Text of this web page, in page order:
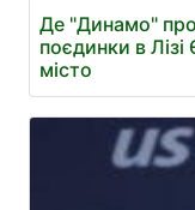
Де "Динамо"
поєдинки в
місто